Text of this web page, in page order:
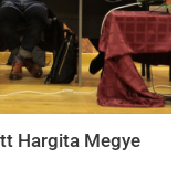
Hargita Megye